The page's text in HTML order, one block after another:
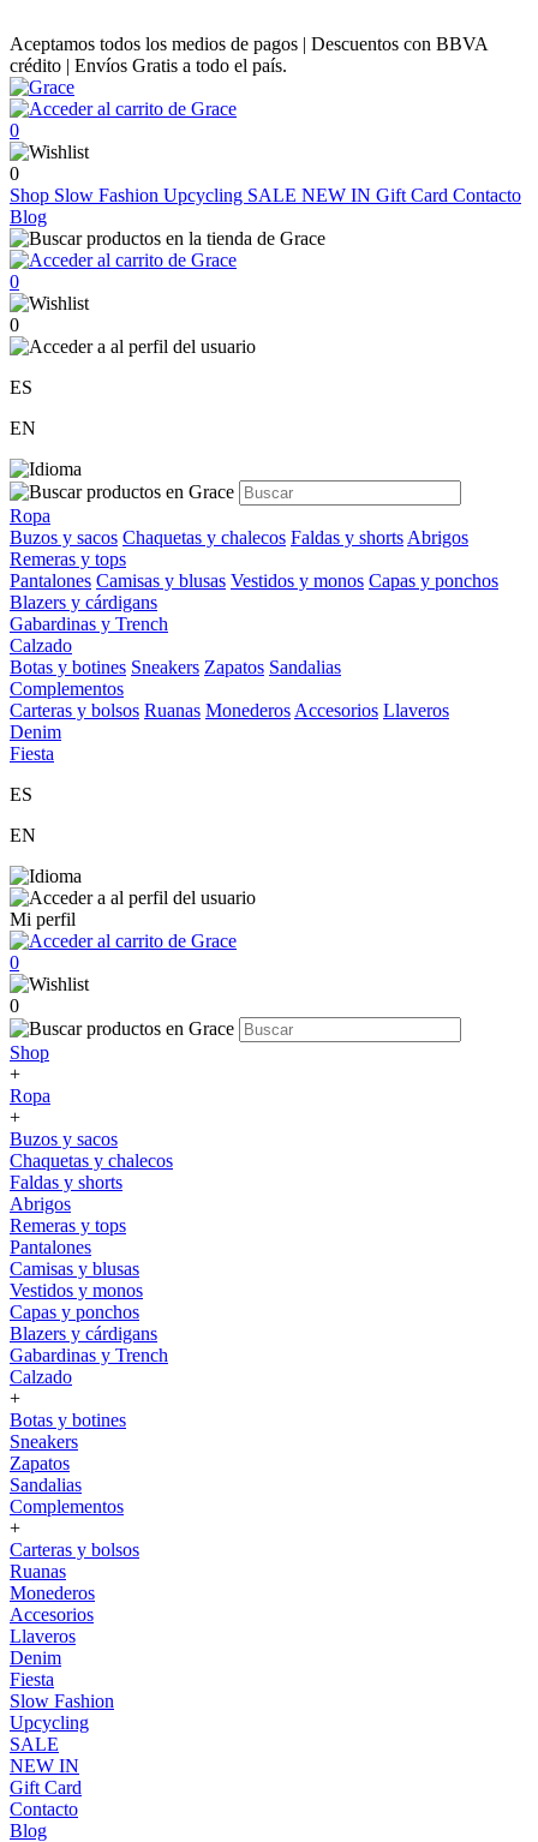
Aceptamos todos los medios de pagos | Descuentos con BBVA
crédito | Envíos Gratis a todo el país.
0
0
Shop Slow Fashion Upcycling SALE NEW IN Gift Card Contacto
Blog
0
0
ES
EN
Ropa
Buzos y sacos Chaquetas y chalecos Faldas y shorts Abrigos
Remeras y tops
Pantalones Camisas y blusas Vestidos y monos Capas y ponchos
Blazers y cárdigans
Gabardinas y Trench
Calzado
Botas y botines Sneakers Zapatos Sandalias
Complementos
Carteras y bolsos Ruanas Monederos Accesorios Llaveros
Denim
Fiesta
ES
EN
Mi perfil
0
0
Shop
+
Ropa
+
Buzos y sacos
Chaquetas y chalecos
Faldas y shorts
Abrigos
Remeras y tops
Pantalones
Camisas y blusas
Vestidos y monos
Capas y ponchos
Blazers y cárdigans
Gabardinas y Trench
Calzado
+
Botas y botines
Sneakers
Zapatos
Sandalias
Complementos
+
Carteras y bolsos
Ruanas
Monederos
Accesorios
Llaveros
Denim
Fiesta
Slow Fashion
Upcycling
SALE
NEW IN
Gift Card
Contacto
Blog